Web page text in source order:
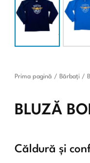
Prima pagină / Bărbați /
BLUZĂ
Căldură și